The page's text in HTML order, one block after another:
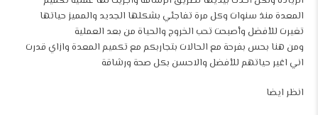
المعدة منذ سنوات وكل مرة تفاجئي بشكلها الجديد والمميز حياتها
تغيرت للأفضل وأصبحت تحب الخروج والحياة من بعد العملية
ومن هنا بحس بفرحة مع الحالات بتجاربكم مع تكميم المعدة وازاي قدرت
اني اغير حياتهم للأفضل والاحسن بكل صحة ورشاقة
انظر ايضا